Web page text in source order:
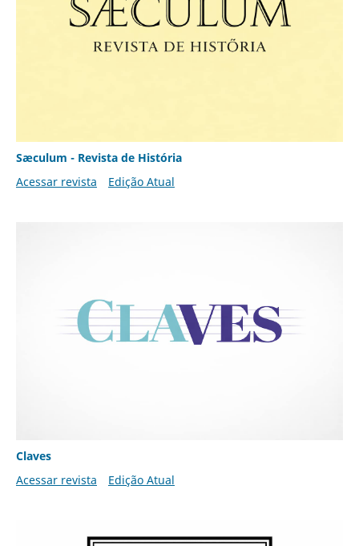
Sæculum - Revista de História
Acessar revista
Edição Atual
Claves
Acessar revista
Edição Atual